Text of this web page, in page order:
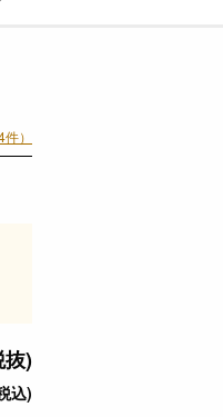
件）
抜)
込)